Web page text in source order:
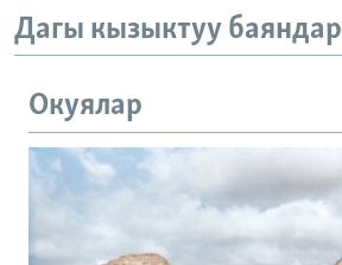
Дагы кызыктуу баяндар
Окуялар